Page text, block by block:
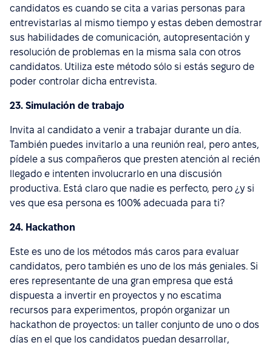
candidatos es cuando se cita a varias personas para
entrevistarlas al mismo tiempo y estas deben demostrar
sus habilidades de comunicación, autopresentación y
resolución de problemas en la misma sala con otros
candidatos. Utiliza este método sólo si estás seguro de
poder controlar dicha entrevista.
23. Simulación de trabajo
Invita al candidato a venir a trabajar durante un día.
También puedes invitarlo a una reunión real, pero antes,
pídele a sus compañeros que presten atención al recién
llegado e intenten involucrarlo en una discusión
productiva. Está claro que nadie es perfecto, pero ¿y si
ves que esa persona es 100% adecuada para ti?
24. Hackathon
Este es uno de los métodos más caros para evaluar
candidatos, pero también es uno de los más geniales. Si
eres representante de una gran empresa que está
dispuesta a invertir en proyectos y no escatima
recursos para experimentos, propón organizar un
hackathon de proyectos: un taller conjunto de uno o dos
días en el que los candidatos puedan desarrollar,